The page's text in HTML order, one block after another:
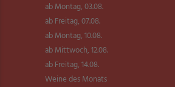
ab Montag, 03.08.
ab Freitag, 07.08.
ab Montag, 10.08.
ab Mittwoch, 12.08.
ab Freitag, 14.08.
Weine des Monats